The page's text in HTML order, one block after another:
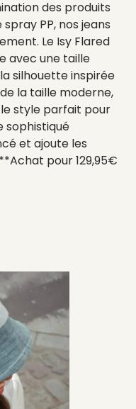
des produits
PP, nos jeans
Le Isy Flared
avec une taille
silhouette inspirée
la taille moderne,
style parfait pour
sophistiqué
et ajoute les
pour 129,95€